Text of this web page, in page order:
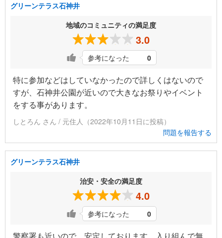
グリーンテラス石神井
地域のコミュニティの満足度
3.0
参考になった 0
特に参加などはしていなかったので詳しくはないので
すが、石神井公園が近いので大きなお祭りやイベント
をする事があります。
しとろん さん / 元住人（2022年10月11日に投稿）
問題を報告する
グリーンテラス石神井
治安・安全の満足度
4.0
参考になった 0